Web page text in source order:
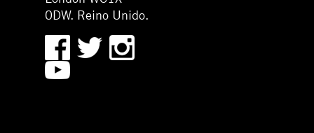
0DW. Reino Unido.